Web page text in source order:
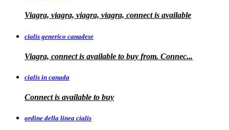
Viagra, viagra, viagra, viagra, connect is available
cialis generico canadese
Viagra, connect is available to buy from. Connec...
cialis in canada
Connect is available to buy
ordine della linea cialis